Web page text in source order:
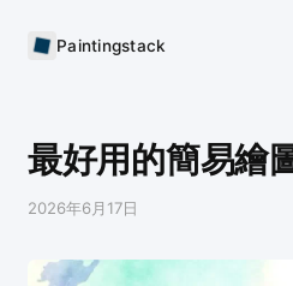
Paintingstack
最好用的簡易繪
2026年6月17日